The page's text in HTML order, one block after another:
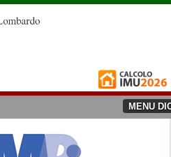
MENU